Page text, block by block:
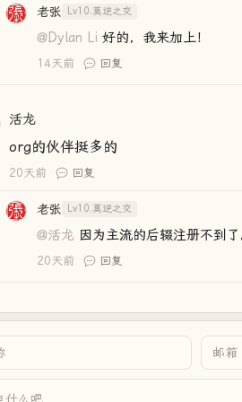
老张 Lv10.莫逆之交
@Dylan Li 好的，我来加上！
14天前 回复
活龙
org的伙伴挺多的
20天前 回复
老张 Lv10.莫逆之交
@活龙 因为主流的后辍注册不到
20天前 回复